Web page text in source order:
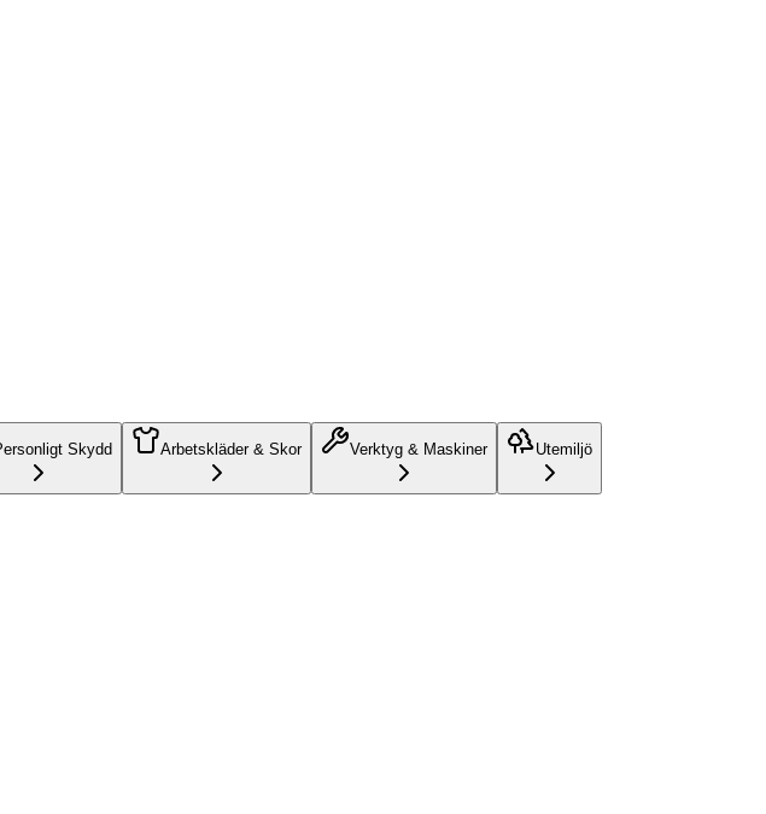
Skydd Arbetskläder & Skor Verktyg & Maskiner Utemiljö